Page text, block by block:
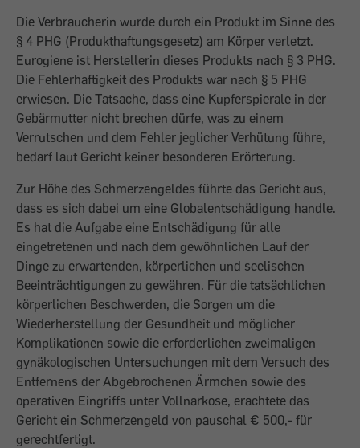
Die Verbraucherin wurde durch ein Produkt im Sinne des
§ 4 PHG (Produkthaftungsgesetz) am Körper verletzt.
Eurogiene ist Herstellerin dieses Produkts nach § 3 PHG.
Die Fehlerhaftigkeit des Produkts war nach § 5 PHG
erwiesen. Die Tatsache, dass eine Kupferspierale in der
Gebärmutter nicht brechen dürfe, was zu einem
Verrutschen und dem Fehler jeglicher Verhütung führe,
bedarf laut Gericht keiner besonderen Erörterung.
Zur Höhe des Schmerzengeldes führte das Gericht aus,
dass es sich dabei um eine Globalentschädigung handle.
Es hat die Aufgabe eine Entschädigung für alle
eingetretenen und nach dem gewöhnlichen Lauf der
Dinge zu erwartenden, körperlichen und seelischen
Beeinträchtigungen zu gewähren. Für die tatsächlichen
körperlichen Beschwerden, die Sorgen um die
Wiederherstellung der Gesundheit und möglicher
Komplikationen sowie die erforderlichen zweimaligen
gynäkologischen Untersuchungen mit dem Versuch des
Entfernens der Abgebrochenen Ärmchen sowie des
operativen Eingriffs unter Vollnarkose, erachtete das
Gericht ein Schmerzengeld von pauschal € 500,- für
gerechtfertigt.